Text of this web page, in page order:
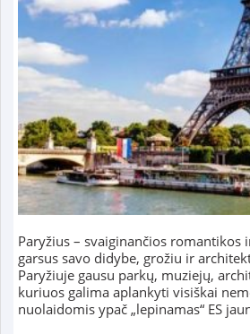
Paryžius – svaiginančios romantikos
garsus savo didybe, grožiu ir
Paryžiuje gausu parkų, muziejų,
kuriuos galima aplankyti visiškai
nuolaidomis ypač „lepinamas“ ES